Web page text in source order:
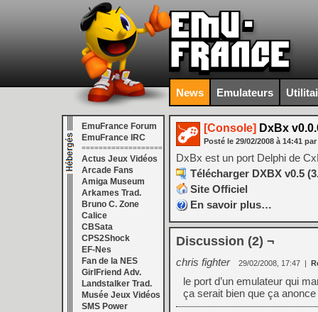
News Emulateurs
EmuFrance Forum
EmuFrance IRC
===================
Actus Jeux Vidéos
Arcade Fans
Amiga Museum
Arkames Trad.
Bruno C. Zone
Calice
CBSata
CPS2Shock
EF-Nes
Fan de la NES
GirlFriend Adv.
Landstalker Trad.
Musée Jeux Vidéos
SMS Power
[Console] DxBx
Posté le 29/02/2008 à 14:41 par
DxBx est un port Delphi de
Télécharger DXBX v0.5
Site Officiel
En savoir plus…
Discussion (2) ¬
chris fighter 29/02/2008, 17:47 |
le port d’un emulateur qui
ça serait bien que ça